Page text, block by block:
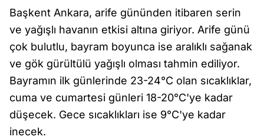
Başkent Ankara, arife gününden itibaren serin
ve yağışlı havanın etkisi altına giriyor. Arife günü
çok bulutlu, bayram boyunca ise aralıklı sağanak
ve gök gürültülü yağışlı olması tahmin ediliyor.
Bayramın ilk günlerinde 23-24°C olan sıcaklıklar,
cuma ve cumartesi günleri 18-20°C'ye kadar
düşecek. Gece sıcaklıkları ise 9°C'ye kadar
inecek.